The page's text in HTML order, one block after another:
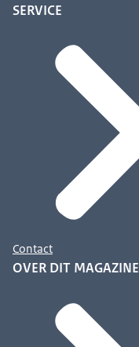
SERVICE
Contact
OVER DIT MAGAZINE